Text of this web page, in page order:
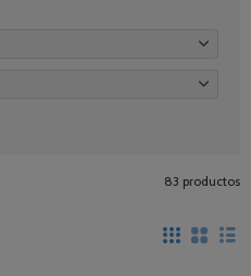
83 productos